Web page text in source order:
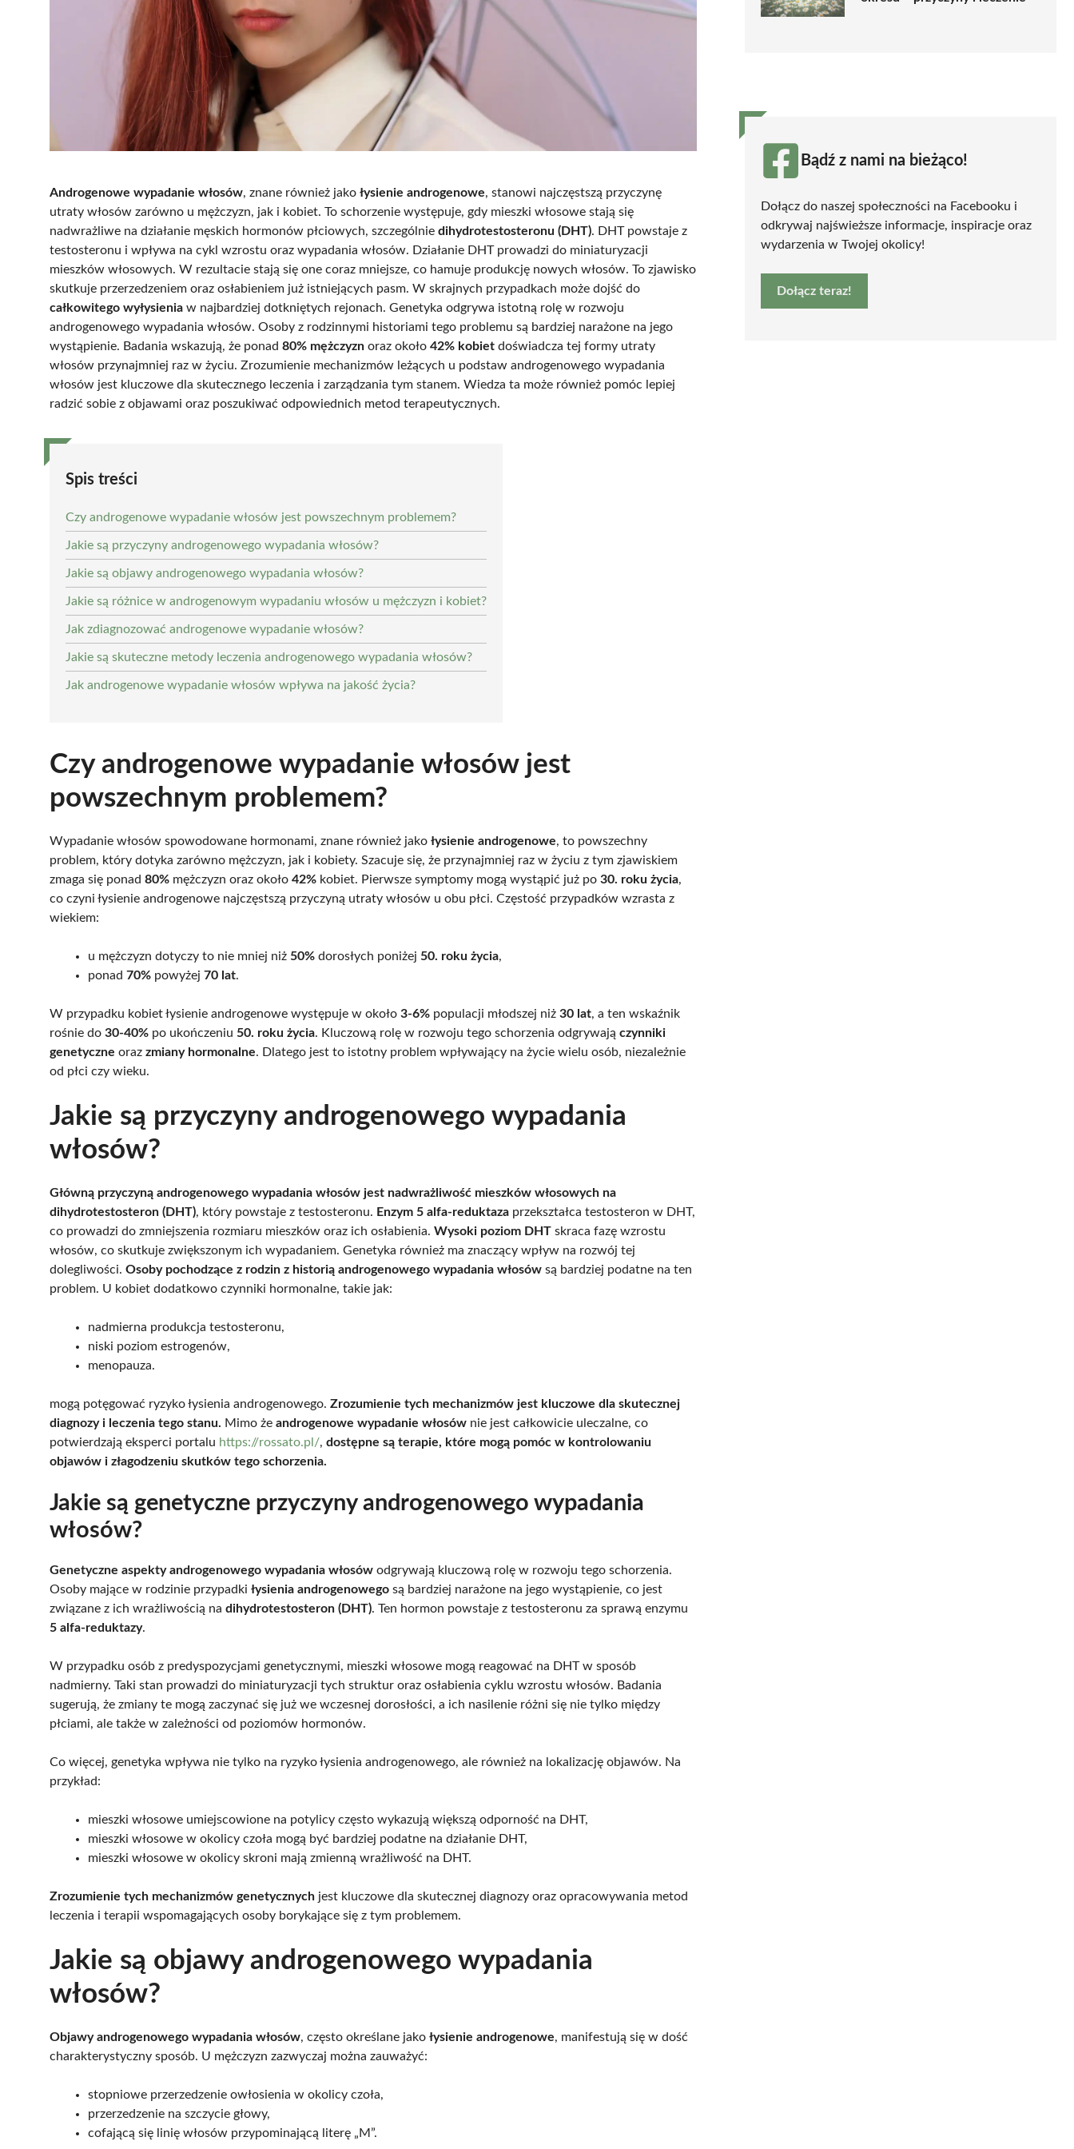
Androgenowe wypadanie włosów, znane również jako łysienie androgenowe, stanowi najczęstszą przyczynę
utraty włosów zarówno u mężczyzn, jak i kobiet. To schorzenie występuje, gdy mieszki włosowe stają się
nadwrażliwe na działanie męskich hormonów płciowych, szczególnie dihydrotestosteronu (DHT). DHT powstaje z
testosteronu i wpływa na cykl wzrostu oraz wypadania włosów. Działanie DHT prowadzi do miniaturyzacji
mieszków włosowych. W rezultacie stają się one coraz mniejsze, co hamuje produkcję nowych włosów. To zjawisko
skutkuje przerzedzeniem oraz osłabieniem już istniejących pasm. W skrajnych przypadkach może dojść do
całkowitego wyłysienia w najbardziej dotkniętych rejonach. Genetyka odgrywa istotną rolę w rozwoju
androgenowego wypadania włosów. Osoby z rodzinnymi historiami tego problemu są bardziej narażone na jego
wystąpienie. Badania wskazują, że ponad 80% mężczyzn oraz około 42% kobiet doświadcza tej formy utraty
włosów przynajmniej raz w życiu. Zrozumienie mechanizmów leżących u podstaw androgenowego wypadania
włosów jest kluczowe dla skutecznego leczenia i zarządzania tym stanem. Wiedza ta może również pomóc lepiej
radzić sobie z objawami oraz poszukiwać odpowiednich metod terapeutycznych.
Spis treści
Czy androgenowe wypadanie włosów jest powszechnym problemem?
Jakie są przyczyny androgenowego wypadania włosów?
Jakie są objawy androgenowego wypadania włosów?
Jakie są różnice w androgenowym wypadaniu włosów u mężczyzn i kobiet?
Jak zdiagnozować androgenowe wypadanie włosów?
Jakie są skuteczne metody leczenia androgenowego wypadania włosów?
Jak androgenowe wypadanie włosów wpływa na jakość życia?
Czy androgenowe wypadanie włosów jest
powszechnym problemem?
Wypadanie włosów spowodowane hormonami, znane również jako łysienie androgenowe, to powszechny
problem, który dotyka zarówno mężczyzn, jak i kobiety. Szacuje się, że przynajmniej raz w życiu z tym zjawiskiem
zmaga się ponad 80% mężczyzn oraz około 42% kobiet. Pierwsze symptomy mogą wystąpić już po 30. roku życia,
co czyni łysienie androgenowe najczęstszą przyczyną utraty włosów u obu płci. Częstość przypadków wzrasta z
wiekiem:
u mężczyzn dotyczy to nie mniej niż 50% dorosłych poniżej 50. roku życia,
ponad 70% powyżej 70 lat.
W przypadku kobiet łysienie androgenowe występuje w około 3-6% populacji młodszej niż 30 lat, a ten wskaźnik
rośnie do 30-40% po ukończeniu 50. roku życia. Kluczową rolę w rozwoju tego schorzenia odgrywają czynniki
genetyczne oraz zmiany hormonalne. Dlatego jest to istotny problem wpływający na życie wielu osób, niezależnie
od płci czy wieku.
Jakie są przyczyny androgenowego wypadania
włosów?
Główną przyczyną androgenowego wypadania włosów jest nadwrażliwość mieszków włosowych na
dihydrotestosteron (DHT), który powstaje z testosteronu. Enzym 5 alfa-reduktaza przekształca testosteron w DHT,
co prowadzi do zmniejszenia rozmiaru mieszków oraz ich osłabienia. Wysoki poziom DHT skraca fazę wzrostu
włosów, co skutkuje zwiększonym ich wypadaniem. Genetyka również ma znaczący wpływ na rozwój tej
dolegliwości. Osoby pochodzące z rodzin z historią androgenowego wypadania włosów są bardziej podatne na ten
problem. U kobiet dodatkowo czynniki hormonalne, takie jak:
nadmierna produkcja testosteronu,
niski poziom estrogenów,
menopauza.
mogą potęgować ryzyko łysienia androgenowego. Zrozumienie tych mechanizmów jest kluczowe dla skutecznej
diagnozy i leczenia tego stanu. Mimo że androgenowe wypadanie włosów nie jest całkowicie uleczalne, co
potwierdzają eksperci portalu https://rossato.pl/, dostępne są terapie, które mogą pomóc w kontrolowaniu
objawów i złagodzeniu skutków tego schorzenia.
Jakie są genetyczne przyczyny androgenowego wypadania
włosów?
Genetyczne aspekty androgenowego wypadania włosów odgrywają kluczową rolę w rozwoju tego schorzenia.
Osoby mające w rodzinie przypadki łysienia androgenowego są bardziej narażone na jego wystąpienie, co jest
związane z ich wrażliwością na dihydrotestosteron (DHT). Ten hormon powstaje z testosteronu za sprawą enzymu
5 alfa-reduktazy.
W przypadku osób z predyspozycjami genetycznymi, mieszki włosowe mogą reagować na DHT w sposób
nadmierny. Taki stan prowadzi do miniaturyzacji tych struktur oraz osłabienia cyklu wzrostu włosów. Badania
sugerują, że zmiany te mogą zaczynać się już we wczesnej dorosłości, a ich nasilenie różni się nie tylko między
płciami, ale także w zależności od poziomów hormonów.
Co więcej, genetyka wpływa nie tylko na ryzyko łysienia androgenowego, ale również na lokalizację objawów. Na
przykład:
mieszki włosowe umiejscowione na potylicy często wykazują większą odporność na DHT,
mieszki włosowe w okolicy czoła mogą być bardziej podatne na działanie DHT,
mieszki włosowe w okolicy skroni mają zmienną wrażliwość na DHT.
Zrozumienie tych mechanizmów genetycznych jest kluczowe dla skutecznej diagnozy oraz opracowywania metod
leczenia i terapii wspomagających osoby borykające się z tym problemem.
Jakie są objawy androgenowego wypadania
włosów?
Objawy androgenowego wypadania włosów, często określane jako łysienie androgenowe, manifestują się w dość
charakterystyczny sposób. U mężczyzn zazwyczaj można zauważyć:
stopniowe przerzedzenie owłosienia w okolicy czoła,
przerzedzenie na szczycie głowy,
cofającą się linię włosów przypominającą literę „M”.
Bądź z nami na bieżąco!
Dołącz do naszej społeczności na Facebooku i
odkrywaj najświeższe informacje, inspiracje oraz
wydarzenia w Twojej okolicy!
Dołącz teraz!